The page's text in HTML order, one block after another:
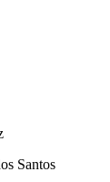
Santos